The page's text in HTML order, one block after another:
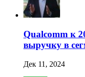
Qualcomm к
выручку в
Дек 11, 2024